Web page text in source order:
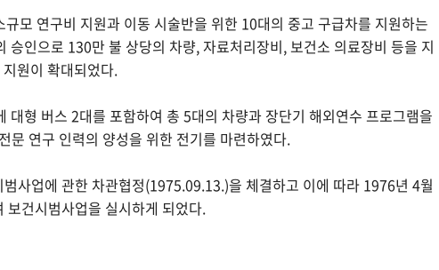
모 연구비 지원과 이동 시술반을 위한 10대의 중고 구급차를 지원하는
승인으로 130만 불 상당의 차량, 자료처리장비, 보건소 의료장비 등을 지
원이 확대되었다.
대형 버스 2대를 포함하여 총 5대의 차량과 장단기 해외연수 프로그램을
문 연구 인력의 양성을 위한 전기를 마련하였다.
사업에 관한 차관협정(1975.09.13.)을 체결하고 이에 따라 1976년 4월
보건시범사업을 실시하게 되었다.